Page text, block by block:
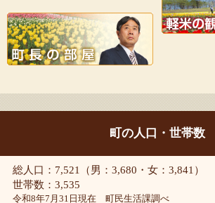
町の人口・世帯数
総人口：7,521（男：3,680・女：3,841）
世帯数：3,535
令和8年7月31日現在 町民生活課調べ